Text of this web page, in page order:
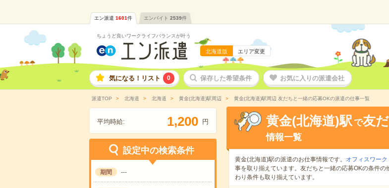
エン派遣 1601件 エンバイト 2539件
ちょうど良いワークライフバランスが叶う
北海道版 エリア変更
気になる！リスト 0 保存した希望条件 お気に入りの派遣会社
派遣TOP 北海道 北海道 黄金(北海道)駅周辺 黄金(北海道)駅周辺 友だちと一緒の応募OKの派遣の仕事一覧
平均時給: 1,200 円
設定中の検索条件
期間 ---
黄金(北海道)駅 で友
情報一覧
黄金(北海道)駅の派遣のお仕事情報です。 オフィスワー
事を取り揃えています。友だちと一緒の応募OKの条件の
わり条件も取り揃えています。